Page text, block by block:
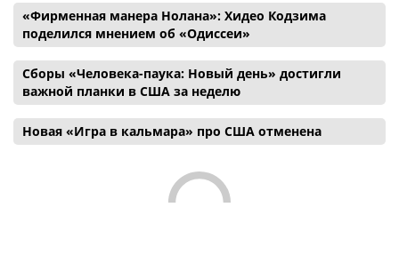
«Фирменная манера Нолана»: Хидео Кодзима
поделился мнением об «Одиссеи»
Сборы «Человека-паука: Новый день» достигли
важной планки в США за неделю
Новая «Игра в кальмара» про США отменена